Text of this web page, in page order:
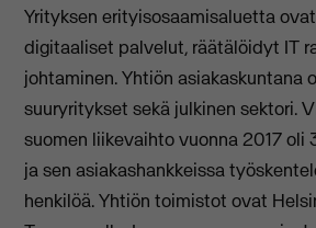
Yrityksen erityisosaamisaluetta
digitaaliset palvelut, räätälöidyt IT
johtaminen. Yhtiön asiakaskuntana
suuryritykset sekä julkinen sektori.
suomen liikevaihto vuonna 2017 oli
ja sen asiakashankkeissa
henkilöä. Yhtiön toimistot ovat